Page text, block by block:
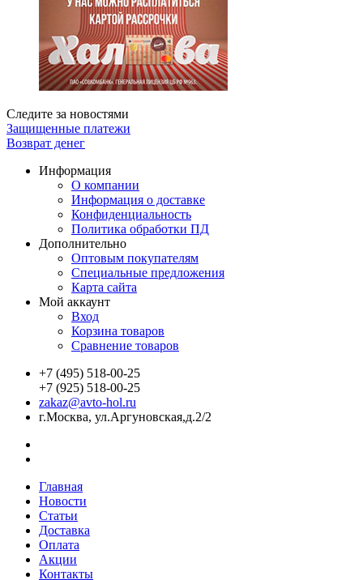
Следите за новостями
Защищенные платежи
Возврат денег
Информация
О компании
Информация о доставке
Конфиденциальность
Политика обработки ПД
Дополнительно
Оптовым покупателям
Специальные предложения
Карта сайта
Мой аккаунт
Вход
Корзина товаров
Сравнение товаров
+7 (495) 518-00-25
+7 (925) 518-00-25
zakaz@avto-hol.ru
г.Москва, ул.Аргуновская,д.2/2
Главная
Новости
Статьи
Доставка
Оплата
Акции
Контакты